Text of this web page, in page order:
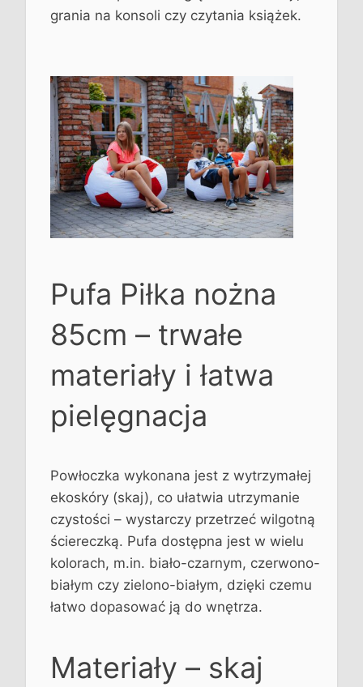
grania na konsoli czy czytania książek.
Pufa Piłka nożna
85cm – trwałe
materiały i łatwa
pielęgnacja
Powłoczka wykonana jest z wytrzymałej
ekoskóry (skaj), co ułatwia utrzymanie
czystości – wystarczy przetrzeć wilgotną
ściereczką. Pufa dostępna jest w wielu
kolorach, m.in. biało-czarnym, czerwono-
białym czy zielono-białym, dzięki czemu
łatwo dopasować ją do wnętrza.
Materiały – skaj